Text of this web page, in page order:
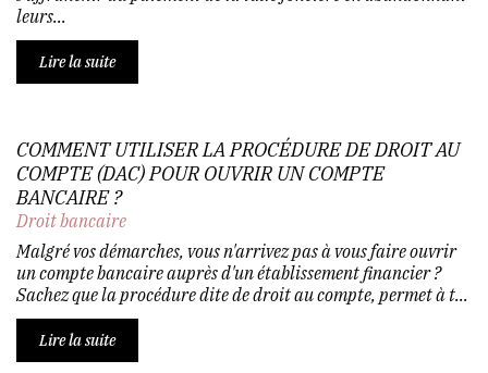
leurs...
Lire la suite
COMMENT UTILISER LA PROCÉDURE DE DROIT AU
COMPTE (DAC) POUR OUVRIR UN COMPTE
BANCAIRE ?
Droit bancaire
Malgré vos démarches, vous n'arrivez pas à vous faire ouvrir
un compte bancaire auprès d'un établissement financier ?
Sachez que la procédure dite de droit au compte, permet à t...
Lire la suite